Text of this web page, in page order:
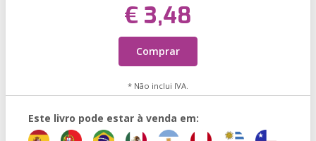
€ 3,48
Comprar
* Não inclui IVA.
Este livro pode estar à venda em: